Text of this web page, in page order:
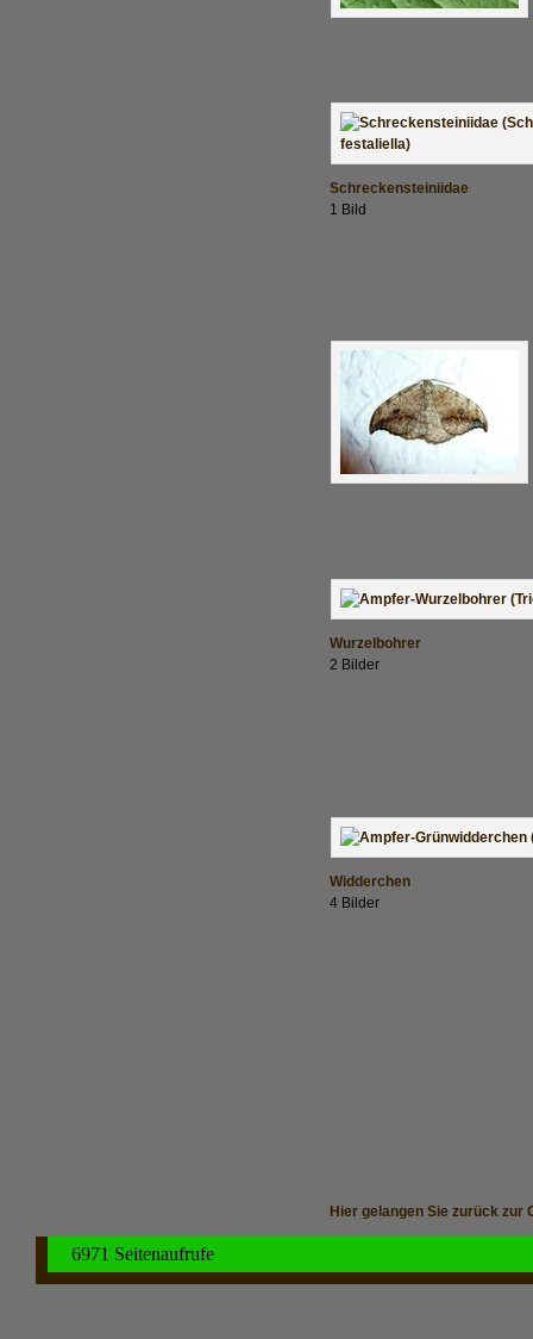
Schreckensteiniidae
1 Bild
Wurzelbohrer
2 Bilder
Widderchen
4 Bilder
Hier gelangen Sie zurück zur